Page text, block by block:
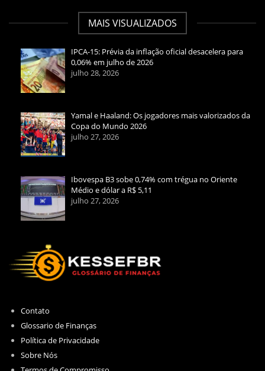
MAIS VISUALIZADOS
IPCA-15: Prévia da inflação oficial desacelera para
0,06% em julho de 2026
julho 28, 2026
Yamal e Haaland: Os jogadores mais valorizados da
Copa do Mundo 2026
julho 27, 2026
Ibovespa B3 sobe 0,74% com trégua no Oriente
Médio e dólar a R$ 5,11
julho 27, 2026
Contato
Glossario de Finanças
Política de Privacidade
Sobre Nós